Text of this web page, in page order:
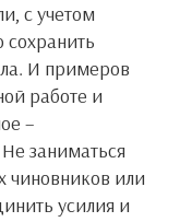
с учетом
И примеров
работе и
–
заниматься
чиновников или
усилия и